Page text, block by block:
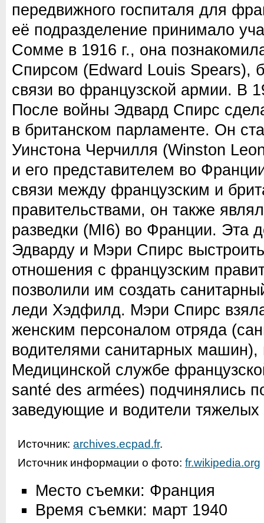
передвижного госпиталя для
её подразделение принимало
Сомме в 1916 г., она
Спирсом (Edward Louis Spears),
связи во французской армии. В
После войны Эдвард Спирс
в британском парламенте. Он
Уинстона Черчилля (Winston
и его представителем во
связи между французским и
правительствами, он также
разведки (MI6) во Франции. Эта
Эдварду и Мэри Спирс
отношения с французским
позволили им создать
леди Хэдфилд. Мэри Спирс
женским персоналом отряда
водителями санитарных машин),
Медицинской службе
santé des armées) подчинялись
заведующие и водители тяжелых
Источник: archives.ecpad.fr.
Источник информации о фото: fr.wikipedia.org
Место съемки: Франция
Время съемки: март 1940